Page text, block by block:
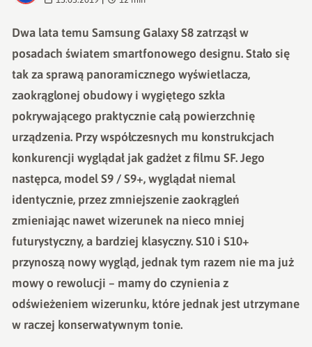
Dwa lata temu Samsung Galaxy S8 zatrząsł w
posadach światem smartfonowego designu. Stało się
tak za sprawą panoramicznego wyświetlacza,
zaokrąglonej obudowy i wygiętego szkła
pokrywającego praktycznie całą powierzchnię
urządzenia. Przy współczesnych mu konstrukcjach
konkurencji wyglądał jak gadżet z filmu SF. Jego
następca, model S9 / S9+, wyglądał niemal
identycznie, przez zmniejszenie zaokrągleń
zmieniając nawet wizerunek na nieco mniej
futurystyczny, a bardziej klasyczny. S10 i S10+
przynoszą nowy wygląd, jednak tym razem nie ma już
mowy o rewolucji – mamy do czynienia z
odświeżeniem wizerunku, które jednak jest utrzymane
w raczej konserwatywnym tonie.